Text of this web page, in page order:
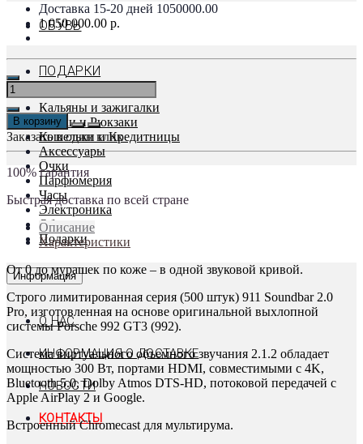
ОБУВЬ
ПОДАРКИ
Кальяны и зажигалки
Сумки и Рюкзаки
Кошельки и Кредитницы
Аксессуары
Очки
Парфюмерия
Часы
Электроника
Обувь
Подарки
Информация
О НАС
ИНФОРМАЦИЯ О ДОСТАВКЕ
НОВОСТИ
КОНТАКТЫ
Доставка 15-20 дней 1050000.00
1 050 000.00 р.
В корзину
Заказать в один клик
100% гарантия
Быстрая доставка по всей стране
Описание
Характеристики
От 0 до мурашек по коже – в одной звуковой кривой.
Строго лимитированная серия (500 штук) 911 Soundbar 2.0
Pro, изготовленная на основе оригинальной выхлопной
системы Porsche 992 GT3 (992).
Система виртуального объемного звучания 2.1.2 обладает
мощностью 300 Вт, портами HDMI, совместимыми с 4K,
Bluetooth 5.0, Dolby Atmos DTS-HD, потоковой передачей с
Apple AirPlay 2 и Google.
Встроенный Chromecast для мультирума.